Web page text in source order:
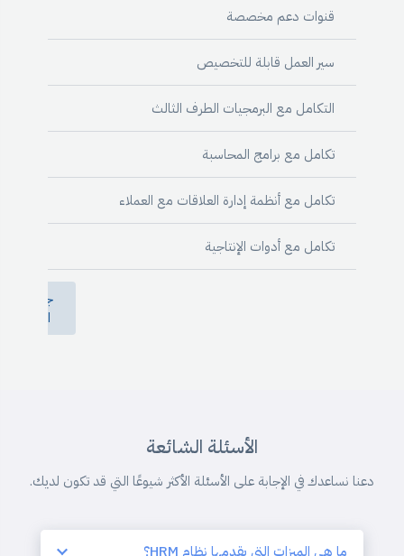
قنوات دعم مخصصة
سير العمل قابلة للتخصيص
التكامل مع البرمجيات الطرف الثالث
تكامل مع برامج المحاسبة
تكامل مع أنظمة إدارة العلاقات مع العملاء
تكامل مع أدوات الإنتاجية
جرب
الآن
الأسئلة الشائعة
دعنا نساعدك في الإجابة على الأسئلة الأكثر شيوعًا التي قد تكون لديك.
ما هي الميزات التي يقدمها نظام HRM؟